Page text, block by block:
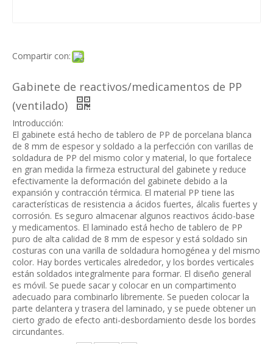
Compartir con:
Gabinete de reactivos/medicamentos de PP
(ventilado)
Introducción:
El gabinete está hecho de tablero de PP de porcelana blanca
de 8 mm de espesor y soldado a la perfección con varillas de
soldadura de PP del mismo color y material, lo que fortalece
en gran medida la firmeza estructural del gabinete y reduce
efectivamente la deformación del gabinete debido a la
expansión y contracción térmica. El material PP tiene las
características de resistencia a ácidos fuertes, álcalis fuertes y
corrosión. Es seguro almacenar algunos reactivos ácido-base
y medicamentos. El laminado está hecho de tablero de PP
puro de alta calidad de 8 mm de espesor y está soldado sin
costuras con una varilla de soldadura homogénea y del mismo
color. Hay bordes verticales alrededor, y los bordes verticales
están soldados integralmente para formar. El diseño general
es móvil. Se puede sacar y colocar en un compartimento
adecuado para combinarlo libremente. Se pueden colocar la
parte delantera y trasera del laminado, y se puede obtener un
cierto grado de efecto anti-desbordamiento desde los bordes
circundantes.